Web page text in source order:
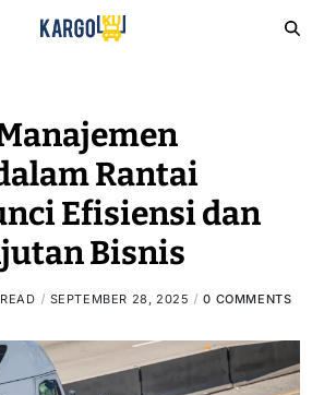
Rantai
Efisiensi dan
Bisnis
SEPTEMBER 28, 2025 0 COMMENTS